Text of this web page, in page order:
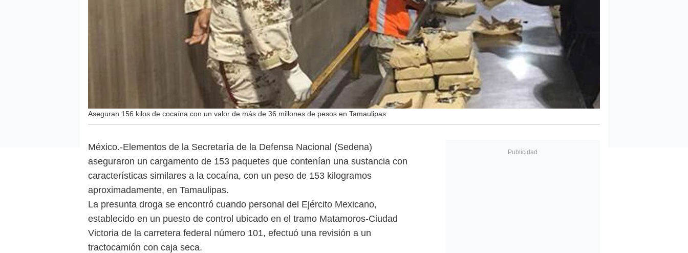
Aseguran 156 kilos de cocaína con un valor de más de 36 millones de pesos en Tamaulipas
México.-Elementos de la Secretaría de la Defensa Nacional (Sedena)
aseguraron un cargamento de 153 paquetes que contenían una sustancia con
características similares a la cocaína, con un peso de 153 kilogramos
aproximadamente, en Tamaulipas.
La presunta droga se encontró cuando personal del Ejército Mexicano,
establecido en un puesto de control ubicado en el tramo Matamoros-Ciudad
Victoria de la carretera federal número 101, efectuó una revisión a un
tractocamión con caja seca.